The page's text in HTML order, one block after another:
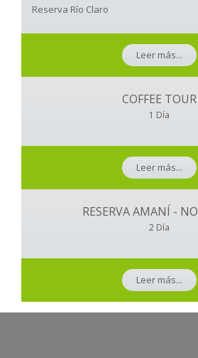
Reserva Río Claro
Leer más...
COFFEE TOUR
1 Día
Leer más...
RESERVA AMANÍ -
2 Día
Leer más...